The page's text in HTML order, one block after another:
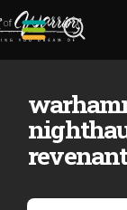
Přejít
na
obsah